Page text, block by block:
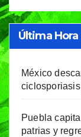
Última Hora
México
Puebla
patrias y